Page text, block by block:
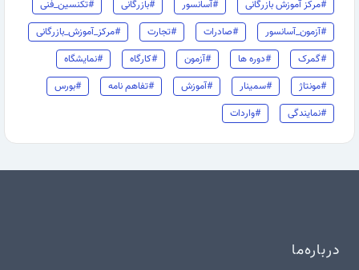
#مرکز آموزش بازرگانی #آسانسور #بازرگانی
#تکنسین_فنی
#آزمون_آسانسور
#صادرات #تجارت
#مرکز_آموزش_بازرگانی
#گمرک
#دوره ها #آزمون #کارگاه
#نمایشگاه
#مونتاژ
#سمینار #آموزش #تفاهم نامه
#بورس
#نمایندگی
#واردات
درباره‌ما